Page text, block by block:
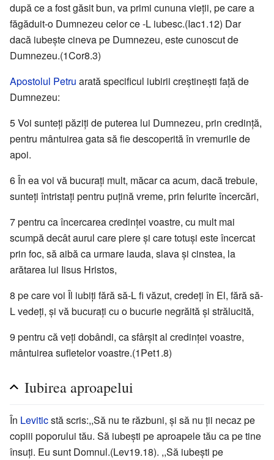
după ce a fost găsit bun, va primi cununa vieţii, pe care a
făgăduit-o Dumnezeu celor ce -L iubesc.(Iac1.12) Dar
dacă iubeşte cineva pe Dumnezeu, este cunoscut de
Dumnezeu.(1Cor8.3)
Apostolul Petru arată specificul iubirii creştineşti faţă de
Dumnezeu:
5 Voi sunteţi păziţi de puterea lui Dumnezeu, prin credinţă,
pentru mântuirea gata să fie descoperită în vremurile de
apoi.
6 În ea voi vă bucuraţi mult, măcar ca acum, dacă trebuie,
sunteţi întristaţi pentru puţină vreme, prin felurite încercări,
7 pentru ca încercarea credinţei voastre, cu mult mai
scumpă decât aurul care piere şi care totuşi este încercat
prin foc, să aibă ca urmare lauda, slava şi cinstea, la
arătarea lui Iisus Hristos,
8 pe care voi Îl iubiţi fără să-L fi văzut, credeţi în El, fără să-
L vedeţi, şi vă bucuraţi cu o bucurie negrăită şi strălucită,
9 pentru că veţi dobândi, ca sfârşit al credinţei voastre,
mântuirea sufletelor voastre.(1Pet1.8)
Iubirea aproapelui
În Leviticstă scris:,,Să nu te răzbuni, şi să nu ţii necaz pe
copiii poporului tău. Să iubeşti pe aproapele tău ca pe tine
însuţi. Eu sunt Domnul.(Lev19.18). ,,Să iubeşti pe